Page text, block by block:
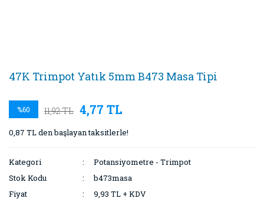
47K Trimpot Yatık 5mm B473 Masa Tipi
%60 11,92 TL 4,77 TL
0,87 TL den başlayan taksitlerle!
Kategori
Potansiyometre - Trimpot
Stok Kodu
b473masa
Fiyat
9,93 TL + KDV